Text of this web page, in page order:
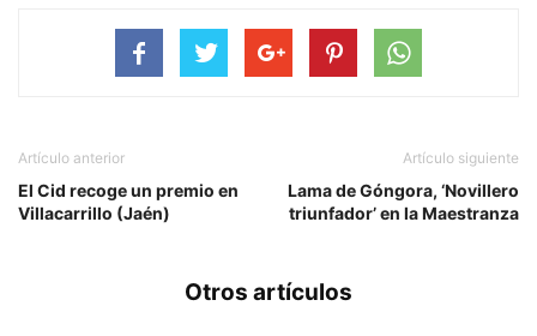
Artículo anterior
El Cid recoge un premio en
Villacarrillo (Jaén)
Artículo siguiente
Lama de Góngora, ‘Novillero
triunfador’ en la Maestranza
Otros artículos